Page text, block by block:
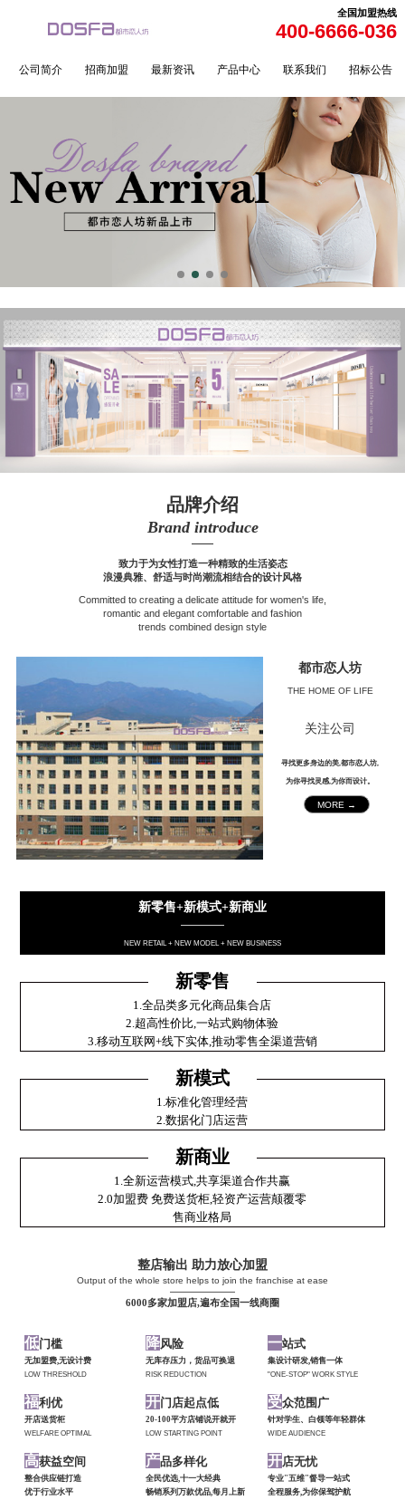
全国加盟热线
400-6666-036
公司简介 招商加盟 最新资讯 产品中心 联系我们 招标公告
品牌介绍
Brand introduce
——
致力于为女性打造一种精致的生活姿态
浪漫典雅、舒适与时尚潮流相结合的设计风格
Committed to creating a delicate attitude for women's life,
romantic and elegant comfortable and fashion
trends combined design style
都市恋人坊
THE HOME OF LIFE
关注公司
寻找更多身边的美,都市恋人坊,
为你寻找灵感,为你而设计。
MORE →
新零售+新模式+新商业
————
NEW RETAIL + NEW MODEL + NEW BUSINESS
新零售
1.全品类多元化商品集合店
2.超高性价比,一站式购物体验
3.移动互联网+线下实体,推动零售全渠道营销
新模式
1.标准化管理经营
2.数据化门店运营
新商业
1.全新运营模式,共享渠道合作共赢
2.0加盟费 免费送货柜,轻资产运营颠覆零
售商业格局
整店输出 助力放心加盟
Output of the whole store helps to join the franchise at ease
——————
6000多家加盟店,遍布全国一线商圈
低门槛
无加盟费,无设计费
LOW THRESHOLD
降风险
无库存压力，货品可换退
RISK REDUCTION
一站式
集设计研发,销售一体
"ONE-STOP" WORK STYLE
福利优
开店送货柜
WELFARE OPTIMAL
开门店起点低
20-100平方店铺说开就开
LOW STARTING POINT
受众范围广
针对学生、白领等年轻群体
WIDE AUDIENCE
高获益空间
整合供应链打造
优于行业水平
产品多样化
全民优选,十一大经典
畅销系列万款优品,每月上新
开店无忧
专业"五维"督导一站式
全程服务,为你保驾护航